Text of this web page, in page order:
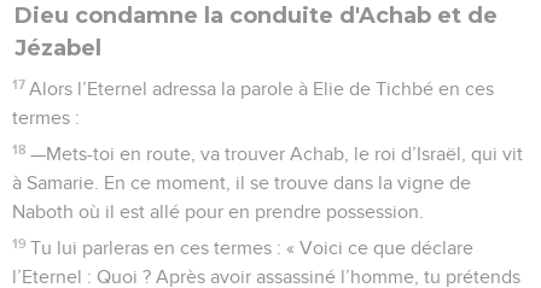
Dieu condamne la conduite d'Achab et de
Jézabel
17 Alors l’Eternel adressa la parole à Elie de Tichbé en ces
termes :
18 —Mets-toi en route, va trouver Achab, le roi d’Israël, qui vit
à Samarie. En ce moment, il se trouve dans la vigne de
Naboth où il est allé pour en prendre possession.
19 Tu lui parleras en ces termes : « Voici ce que déclare
l’Eternel : Quoi ? Après avoir assassiné l’homme, tu prétends